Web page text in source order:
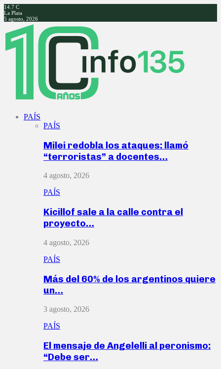
14.7 C
La Plata
5 agosto, 2026
Facebook
Twitter
Instagram
Youtube
PAÍS
PAÍS
Milei redobla los ataques: llamó
“terroristas” a docentes…
4 agosto, 2026
PAÍS
Kicillof sale a la calle contra el
proyecto…
4 agosto, 2026
PAÍS
Más del 60% de los argentinos quiere
un…
3 agosto, 2026
PAÍS
El mensaje de Angelelli al peronismo:
“Debe ser…